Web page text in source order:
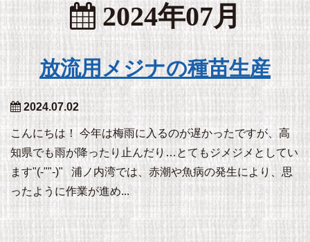
2024年07月
放流用メジナの種苗生産
2024.07.02
こんにちは！ 今年は梅雨に入るのが遅かったですが、高
知県でも雨が降ったり止んだり…とてもジメジメとしてい
ます"(-""-)" 浦ノ内湾では、赤潮や魚病の発生により、思
ったように作業が進め...